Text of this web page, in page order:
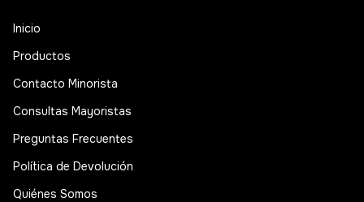
Inicio
Productos
Contacto Minorista
Consultas Mayoristas
Preguntas Frecuentes
Política de Devolución
Quiénes Somos